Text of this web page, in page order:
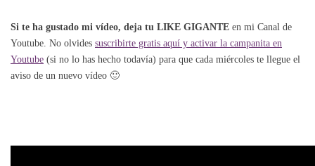
Si te ha gustado mi vídeo, deja tu LIKE GIGANTE en mi Canal de
Youtube. No olvides suscribirte gratis aquí y activar la campanita en
Youtube (si no lo has hecho todavía) para que cada miércoles te llegue el
aviso de un nuevo vídeo 🙂